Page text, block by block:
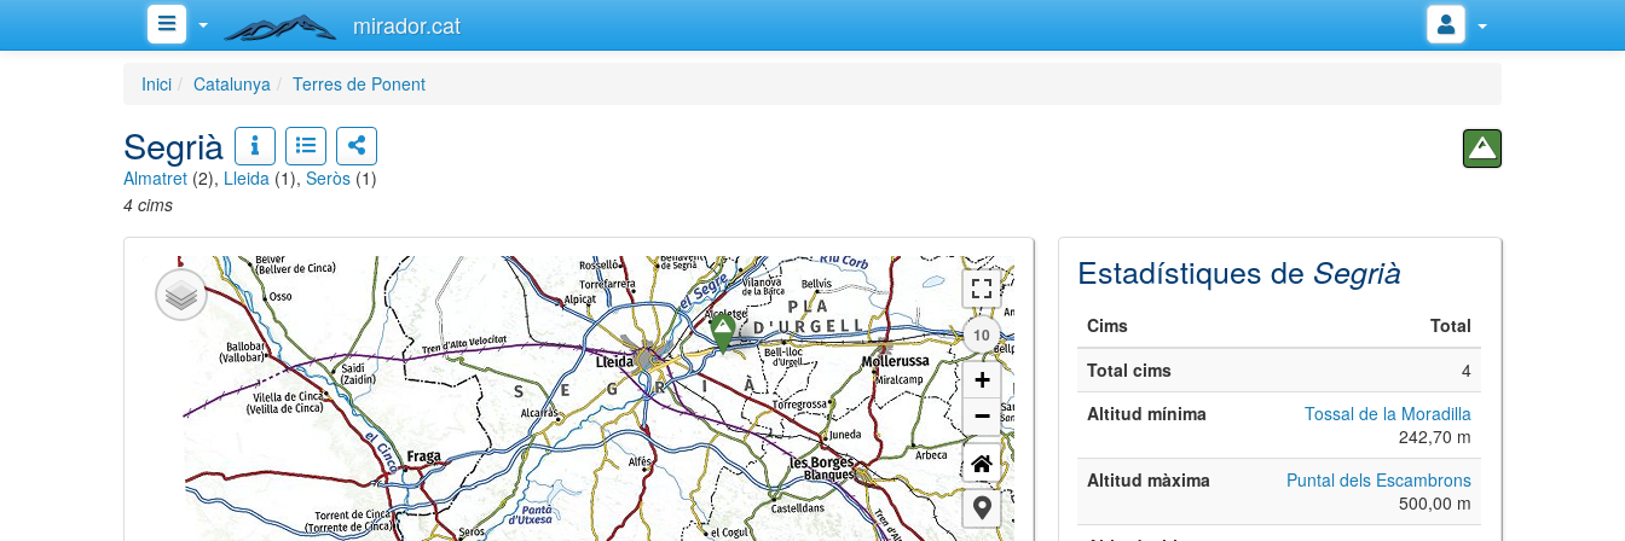
mirador.cat
Inici Catalunya Terres de Ponent
Segrià
Almatret (2), Lleida (1), Seròs (1)
4 cims
10
+
−
Estadístiques de Segrià
Cims
Total
Total cims
4
Altitud mínima
Tossal de la Moradilla
242,70 m
Altitud màxima
Puntal dels Escambrons
500,00 m